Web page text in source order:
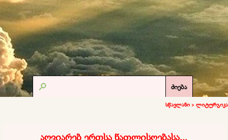
ძიება
სწავლანი > ლიტურგიკა
აღვიარებ ერთსა ნათლისღებასა...